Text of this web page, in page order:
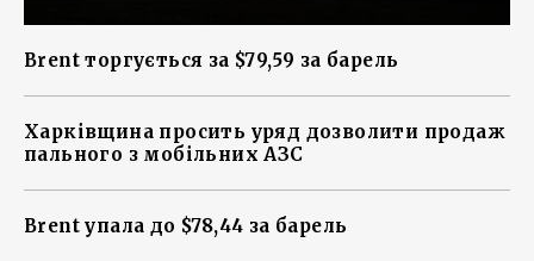
Brent торгується за $79,59 за барель
Харківщина просить уряд дозволити продаж
пального з мобільних АЗС
Brent упала до $78,44 за барель